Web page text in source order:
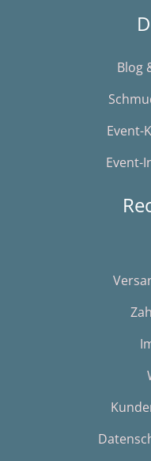
Blog
Event-
Event-